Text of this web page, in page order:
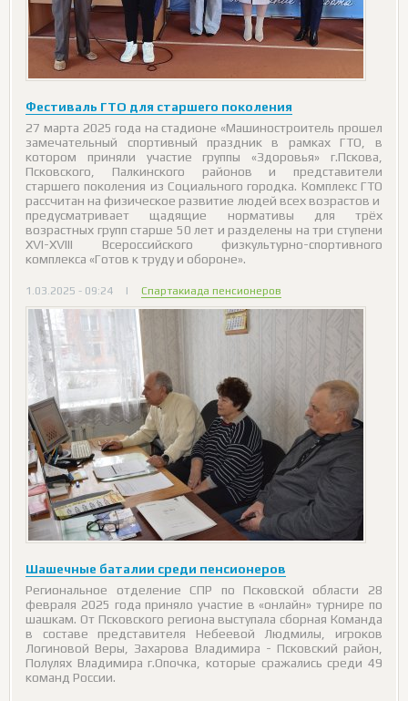
Фестиваль ГТО для старшего поколения
27 марта 2025 года на стадионе «Машиностроитель прошел
замечательный спортивный праздник в рамках ГТО, в
котором приняли участие группы «Здоровья» г.Пскова,
Псковского, Палкинского районов и представители
старшего поколения из Социального городка. Комплекс ГТО
рассчитан на физическое развитие людей всех возрастов и
предусматривает щадящие нормативы для трёх
возрастных групп старше 50 лет и разделены на три ступени
XVI-XVIII Всероссийского физкультурно-спортивного
комплекса «Готов к труду и обороне».
1.03.2025 - 09:24 | Спартакиада пенсионеров
Шашечные баталии среди пенсионеров
Региональное отделение СПР по Псковской области 28
февраля 2025 года приняло участие в «онлайн» турнире по
шашкам. От Псковского региона выступала сборная Команда
в составе представителя Небеевой Людмилы, игроков
Логиновой Веры, Захарова Владимира - Псковский район,
Полулях Владимира г.Опочка, которые сражались среди 49
команд России.